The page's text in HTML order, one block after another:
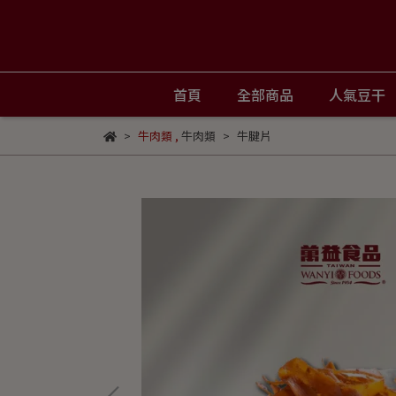
首頁 全部商品 人氣豆干
牛肉類 , 牛肉類 牛腱片